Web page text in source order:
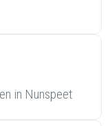
in Nunspeet